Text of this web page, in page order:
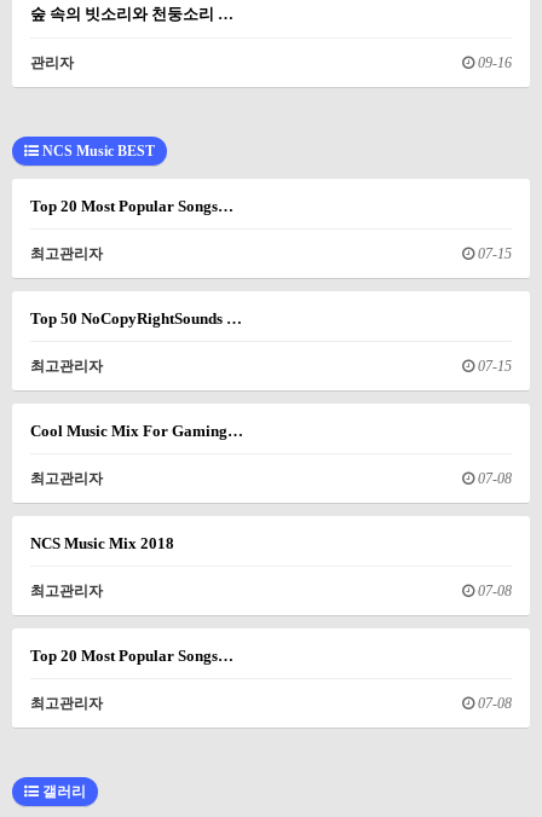
숲 속의 빗소리와 천둥소리 …
관리자 09-16
NCS Music BEST
Top 20 Most Popular Songs…
최고관리자 07-15
Top 50 NoCopyRightSounds …
최고관리자 07-15
Cool Music Mix For Gaming…
최고관리자 07-08
NCS Music Mix 2018
최고관리자 07-08
Top 20 Most Popular Songs…
최고관리자 07-08
갤러리